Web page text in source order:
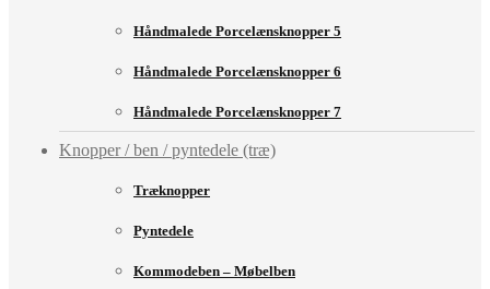
Håndmalede Porcelænsknopper 5
Håndmalede Porcelænsknopper 6
Håndmalede Porcelænsknopper 7
Knopper / ben / pyntedele (træ)
Træknopper
Pyntedele
Kommodeben – Møbelben